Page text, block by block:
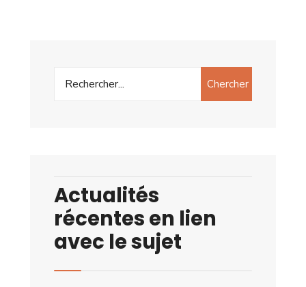
Chercher
Actualités
récentes en lien
avec le sujet